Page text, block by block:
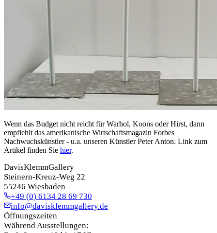
Wenn das Budget nicht reicht für Warhol, Koons oder Hirst, dann
empfiehlt das amerikanische Wirtschaftsmagazin Forbes
Nachwuchskünstler - u.a. unseren Künstler Peter Anton. Link zum
Artikel finden Sie hier.
DavisKlemmGallery
Steinern-Kreuz-Weg 22
55246 Wiesbaden
+49 (0) 6134 28 69 730
info@davisklemmgallery.de
Öffnungszeiten
Während Ausstellungen: